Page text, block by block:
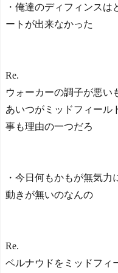
・俺達のディフィンス
ートが出来なかった
Re.
ウォーカーの調子が悪い
あいつがミッドフィール
事も理由の一つだろ
・今日何もかもが無気
動きが無いのなんの
Re.
ベルナウドをミッドフィ